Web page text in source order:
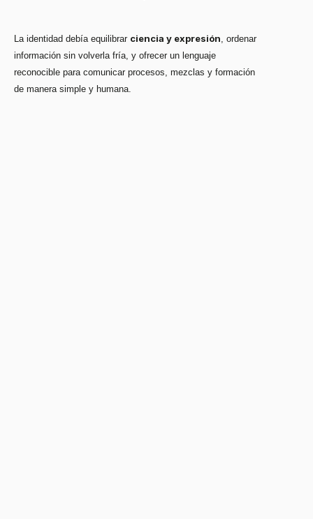
La identidad debía equilibrar ciencia y expresión, ordenar
información sin volverla fría, y ofrecer un lenguaje
reconocible para comunicar procesos, mezclas y formación
de manera simple y humana.